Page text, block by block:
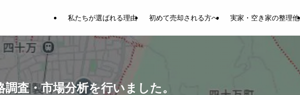
私たちが選ばれる理由 初めて売却される方へ 実家・空き家の整理他
査・市場分析を行いました。